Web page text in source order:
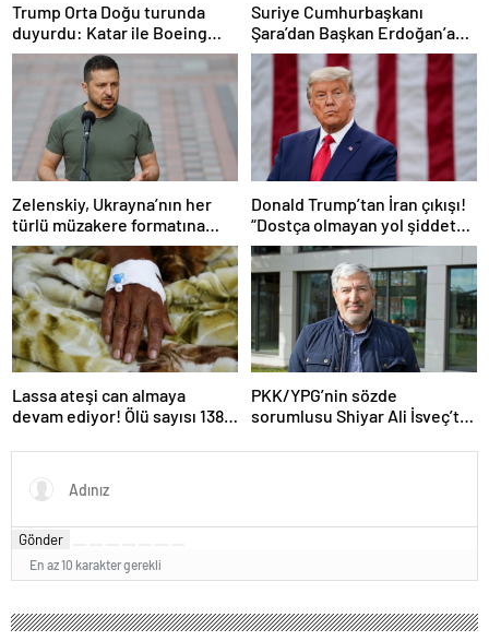
Trump Orta Doğu turunda
duyurdu: Katar ile Boeing
arasında 200 milyar dolarlık
Suriye Cumhurbaşkanı
Şara’dan Başkan Erdoğan’a
teşekkür
Zelenskiy, Ukrayna’nın her
türlü müzakere formatına
hazır olduğunu duyurdu!
Donald Trump’tan İran çıkışı!
“Dostça olmayan yol şiddet
içeriyor ve ben bunu
istemiyorum”
Lassa ateşi can almaya
devam ediyor! Ölü sayısı 138’e
PKK/YPG’nin sözde
sorumlusu Shiyar Ali İsveç’te
Gönder
En az 10 karakter gerekli